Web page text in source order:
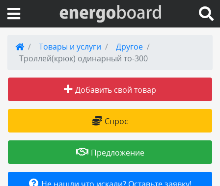
Вход на сайт
Публикации
Товары и услуги
Товары и услуги
Другое
Троллей(крюк) одинарный то-300
Добавить свой товар
Спрос
Предложение